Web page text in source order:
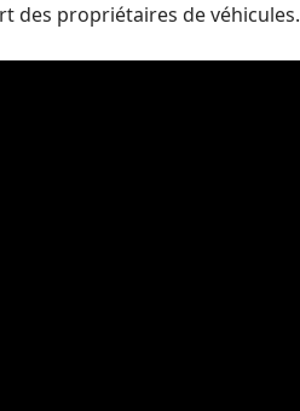
des propriétaires de véhicules.